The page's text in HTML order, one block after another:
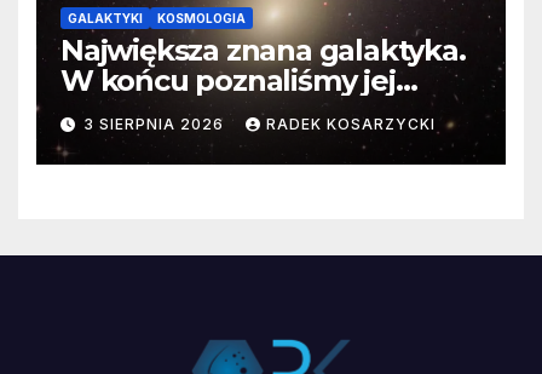
GALAKTYKI KOSMOLOGIA
Największa znana galaktyka.
W końcu poznaliśmy jej
faktyczne wymiary
3 SIERPNIA 2026 RADEK KOSARZYCKI